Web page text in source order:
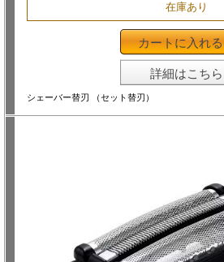
在庫あり
カートに入れる
詳細はこちら
シェーバー替刃 （セット替刃）